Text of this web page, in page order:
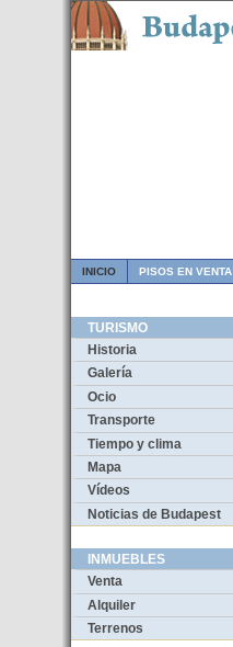
INICIO PISOS EN VENTA
TURISMO
Historia
Galería
Ocio
Transporte
Tiempo y clima
Mapa
Vídeos
Noticias de Budapest
INMUEBLES
Venta
Alquiler
Terrenos